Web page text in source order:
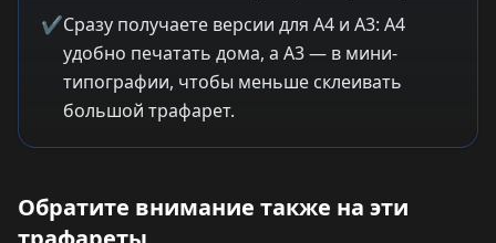
✔Сразу получаете версии для A4 и A3: A4
удобно печатать дома, а A3 — в мини-
типографии, чтобы меньше склеивать
большой трафарет.
Обратите внимание также на эти